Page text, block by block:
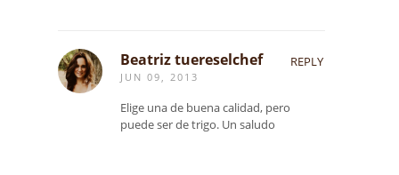
Beatriz tuereselchef
JUN 09, 2013
REPLY
Elige una de buena calidad, pero
puede ser de trigo. Un saludo